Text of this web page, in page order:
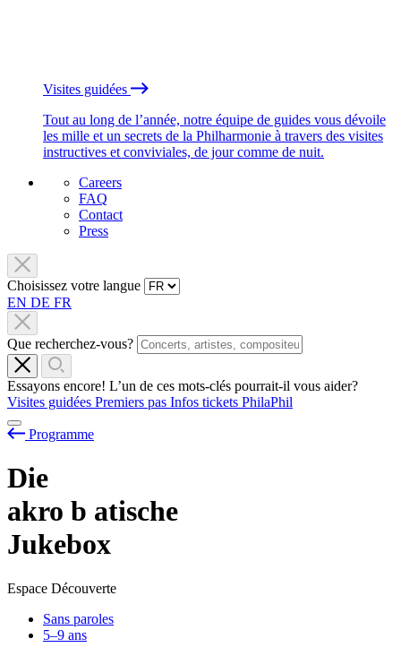
Visites guidées
Tout au long de l’année, notre équipe de guides vous dévoile
les mille et un secrets de la Philharmonie à travers des visites
instructives et conviviales, de jour comme de nuit.
Careers
FAQ
Contact
Press
Choisissez votre langue
EN DE FR
Que recherchez-vous?
Essayons encore! L’un de ces mots-clés pourrait-il vous aider?
Visites guidées Premiers pas Infos tickets PhilaPhil
Programme
Die
akro b atische
Jukebox
Espace Découverte
Sans paroles
5–9 ans